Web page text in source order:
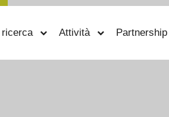
ricerca Attività Partnership